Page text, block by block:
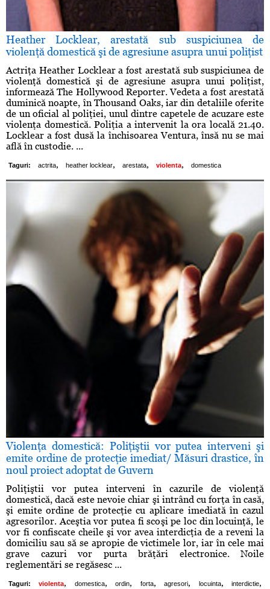
Heather Locklear, arestată sub suspiciunea de
violenţă domestică şi de agresiune asupra unui poliţist
Actriţa Heather Locklear a fost arestată sub suspiciunea de
violenţă domestică şi de agresiune asupra unui poliţist,
informează The Hollywood Reporter. Vedeta a fost arestată
duminică noapte, în Thousand Oaks, iar din detaliile oferite
de un oficial al poliţiei, unul dintre capetele de acuzare este
violenţa domestică. Poliţia a intervenit la ora locală 21.40.
Locklear a fost dusă la închisoarea Ventura, însă nu se mai
află în custodie. ...
Taguri: actrita, heather locklear, arestata, violenta, domestica
Violenţa domestică: Poliţiştii vor putea interveni şi
emite ordine de protecţie imediat/ Măsuri drastice, în
noul proiect adoptat de Guvern
Poliţiştii vor putea interveni în cazurile de violenţă
domestică, dacă este nevoie chiar şi intrând cu forţa în casă,
şi emite ordine de protecţie cu aplicare imediată în cazul
agresorilor. Aceştia vor putea fi scoşi pe loc din locuinţă, le
vor fi confiscate cheile şi vor avea interdicţia de a reveni la
domiciliu sau să se apropie de victimele lor, iar în cele mai
grave cazuri vor purta brăţări electronice. Noile
reglementări se regăsesc ...
Taguri: violenta, domestica, ordin, forta, agresori, locuinta, interdictie,